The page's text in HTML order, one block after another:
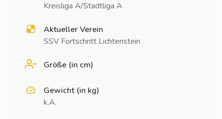
Kreisliga A/Stadtliga A
Aktueller Verein
SSV Fortschritt Lichtenstein
Größe (in cm)
Gewicht (in kg)
k.A.